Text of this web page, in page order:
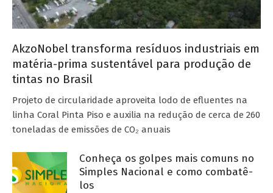
AkzoNobel transforma resíduos industriais em
matéria-prima sustentável para produção de
tintas no Brasil
Projeto de circularidade aproveita lodo de efluentes na
linha Coral Pinta Piso e auxilia na redução de cerca de 260
toneladas de emissões de CO₂ anuais
Conheça os golpes mais comuns no
Simples Nacional e como combatê-
los